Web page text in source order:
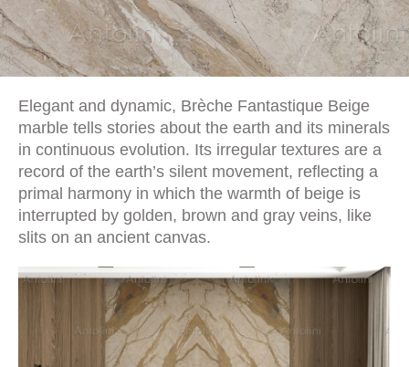
Elegant and dynamic, Brèche Fantastique Beige
marble tells stories about the earth and its minerals
in continuous evolution. Its irregular textures are a
record of the earth’s silent movement, reflecting a
primal harmony in which the warmth of beige is
interrupted by golden, brown and gray veins, like
slits on an ancient canvas.